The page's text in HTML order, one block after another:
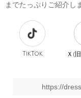
までたっぷりご紹介し
TikTok Ｘ(旧
https://